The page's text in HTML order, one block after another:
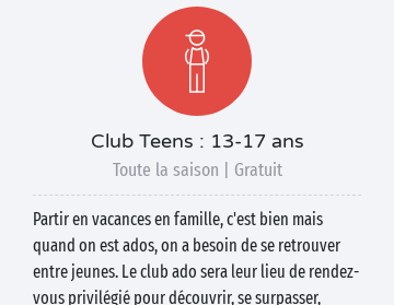
Club Teens : 13-17 ans
Toute la saison | Gratuit
Partir en vacances en famille, c'est bien mais
quand on est ados, on a besoin de se retrouver
entre jeunes. Le club ado sera leur lieu de rendez-
vous privilégié pour découvrir, se surpasser,